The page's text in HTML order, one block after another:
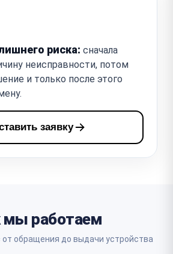
риска: сначала
неисправности, потом
и только после этого
заявку
мы работаем
обращения до выдачи устройства